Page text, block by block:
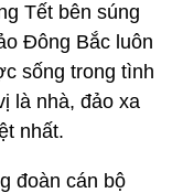
Tết bên súng
Đông Bắc luôn
sống trong tình
là nhà, đảo xa
nhất.
đoàn cán bộ